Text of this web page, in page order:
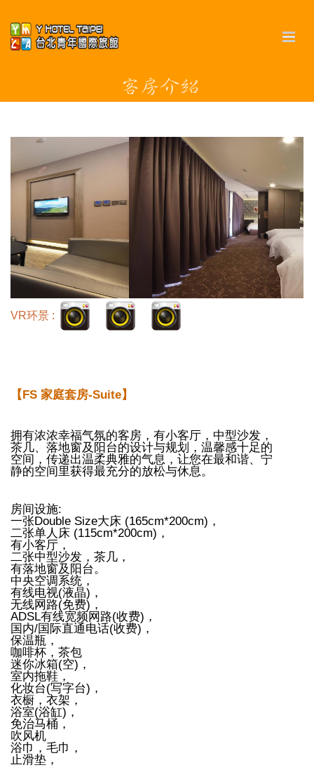
VR环景 :
【FS 家庭套房-Suite】
拥有浓浓幸福气氛的客房，有小客厅，中型沙发，
茶几、落地窗及阳台的设计与规划，温馨感十足的
空间，传递出温柔典雅的气息，让您在最和谐、宁
静的空间里获得最充分的放松与休息。
房间设施:
一张Double Size大床 (165cm*200cm)，
二张单人床 (115cm*200cm)，
有小客厅，
二张中型沙发，茶几，
有落地窗及阳台。
中央空调系统，
有线电视(液晶)，
无线网路(免费)，
ADSL有线宽频网路(收费)，
国内/国际直通电话(收费)，
保温瓶，
咖啡杯，茶包
迷你冰箱(空)，
室内拖鞋，
化妆台(写字台)，
衣橱，衣架，
浴室(浴缸)，
免治马桶，
吹风机
浴巾，毛巾，
止滑垫，